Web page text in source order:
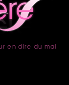
en dire du mal